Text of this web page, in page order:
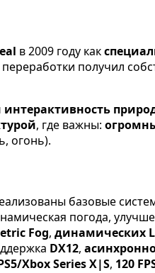
в 2009 году как
переработки получил
, где важны:
огонь).
базовые
погода,
Fog, динамических
DX12,
Xbox Series X|S, 120